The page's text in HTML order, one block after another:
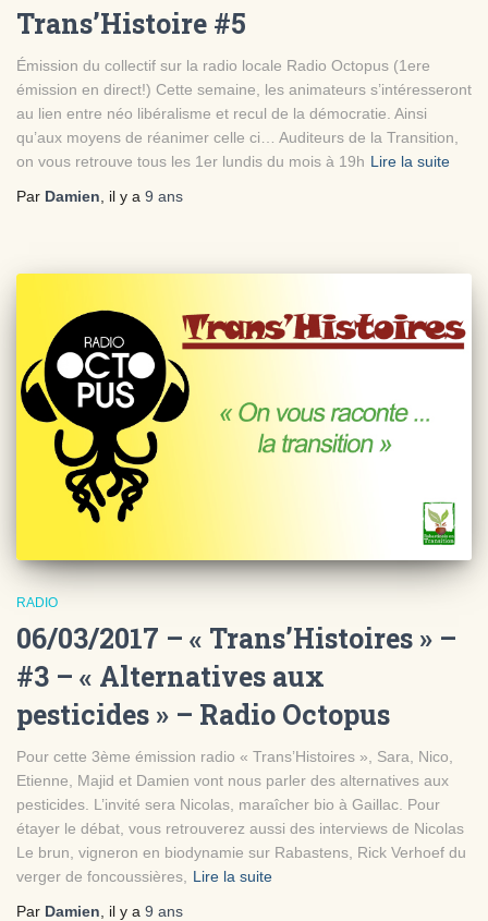
Trans’Histoire #5
Émission du collectif sur la radio locale Radio Octopus (1ere
émission en direct!) Cette semaine, les animateurs s’intéresseront
au lien entre néo libéralisme et recul de la démocratie. Ainsi
qu’aux moyens de réanimer celle ci… Auditeurs de la Transition,
on vous retrouve tous les 1er lundis du mois à 19h Lire la suite
Par Damien , il y a 9 ans
RADIO
06/03/2017 – « Trans’Histoires » –
#3 – « Alternatives aux
pesticides » – Radio Octopus
Pour cette 3ème émission radio « Trans’Histoires », Sara, Nico,
Etienne, Majid et Damien vont nous parler des alternatives aux
pesticides. L’invité sera Nicolas, maraîcher bio à Gaillac. Pour
étayer le débat, vous retrouverez aussi des interviews de Nicolas
Le brun, vigneron en biodynamie sur Rabastens, Rick Verhoef du
verger de foncoussières,
Lire la suite
Par Damien , il y a 9 ans